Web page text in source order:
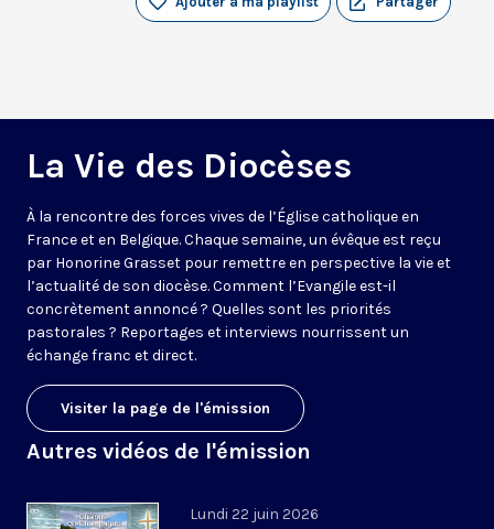
La Vie des Diocèses
À la rencontre des forces vives de l’Église catholique en
France et en Belgique. Chaque semaine, un évêque est reçu
par Honorine Grasset pour remettre en perspective la vie et
l’actualité de son diocèse. Comment l’Evangile est-il
concrètement annoncé ? Quelles sont les priorités
pastorales ? Reportages et interviews nourrissent un
échange franc et direct.
Visiter la page de l'émission
Autres vidéos de l'émission
Lundi 22 juin 2026